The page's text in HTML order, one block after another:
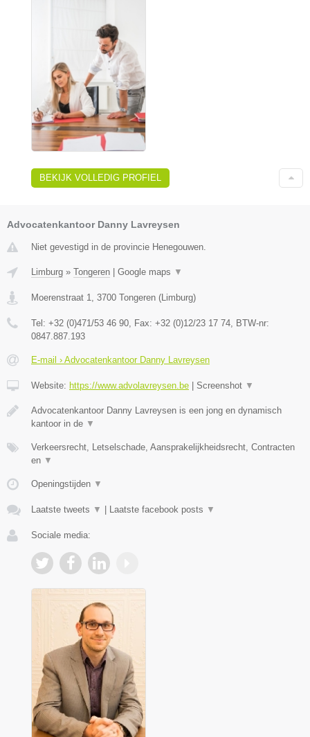
BEKIJK VOLLEDIG PROFIEL
Advocatenkantoor Danny Lavreysen
Niet gevestigd in de provincie Henegouwen.
Limburg » Tongeren Google maps ▼
Moerenstraat 1 3700 Tongeren ( Limburg)
Tel: +32 (0)471/53 46 90 , Fax: +32 (0)12/23 17 74 , BTW-nr:
0847.887.193
E-mail › Advocatenkantoor Danny Lavreysen
Website: https://www.advolavreysen.be Screenshot ▼
Advocatenkantoor Danny Lavreysen is een jong en dynamisch
kantoor in de ▼
Verkeersrecht, Letselschade, Aansprakelijkheidsrecht, Contracten
en ▼
Openingstijden ▼
Laatste tweets ▼ Laatste facebook posts ▼
Sociale media: